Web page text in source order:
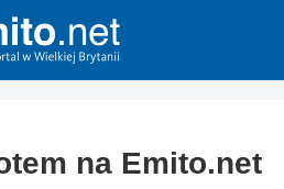
na Emito.net